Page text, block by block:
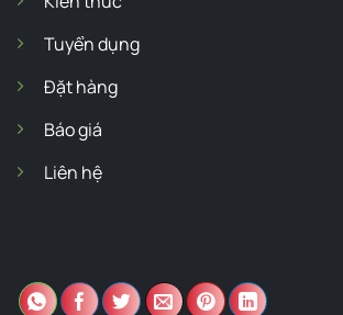
Tuyển dụng
Đặt hàng
Báo giá
Liên hệ